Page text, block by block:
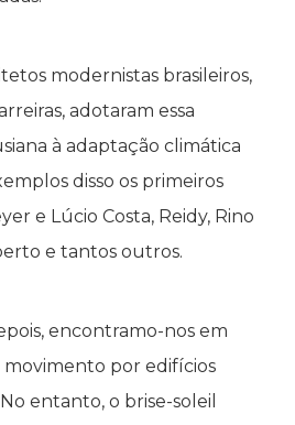
modernistas brasileiros,
adotaram essa
à adaptação climática
disso os primeiros
e Lúcio Costa, Reidy, Rino
e tantos outros.
encontramo-nos em
por edifícios
entanto, o brise-soleil